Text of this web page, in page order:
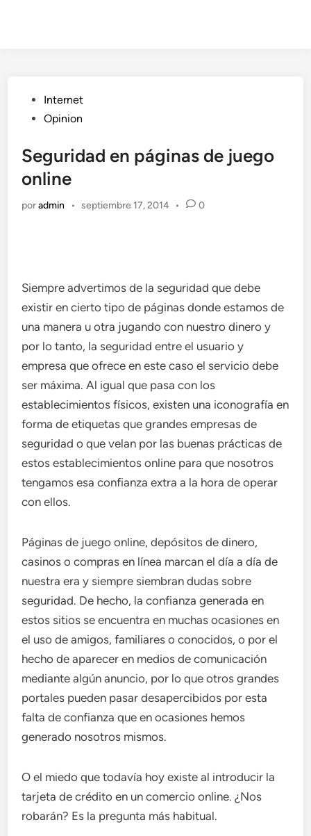
Publicado
en
Internet
Opinion
Seguridad en páginas de juego
online
poradmin • septiembre 17, 2014 • 0
Siempre advertimos de la seguridad que debe
existir en cierto tipo de páginas donde estamos de
una manera u otra jugando con nuestro dinero y
por lo tanto, la seguridad entre el usuario y
empresa que ofrece en este caso el servicio debe
ser máxima. Al igual que pasa con los
establecimientos físicos, existen una iconografía en
forma de etiquetas que grandes empresas de
seguridad o que velan por las buenas prácticas de
estos establecimientos online para que nosotros
tengamos esa confianza extra a la hora de operar
con ellos.
Páginas de juego online, depósitos de dinero,
casinos o compras en línea marcan el día a día de
nuestra era y siempre siembran dudas sobre
seguridad. De hecho, la confianza generada en
estos sitios se encuentra en muchas ocasiones en
el uso de amigos, familiares o conocidos, o por el
hecho de aparecer en medios de comunicación
mediante algún anuncio, por lo que otros grandes
portales pueden pasar desapercibidos por esta
falta de confianza que en ocasiones hemos
generado nosotros mismos.
O el miedo que todavía hoy existe al introducir la
tarjeta de crédito en un comercio online. ¿Nos
robarán? Es la pregunta más habitual.